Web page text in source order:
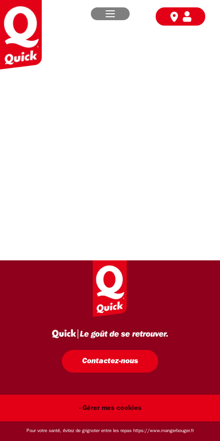
Contactez-nous
- Gérer mes cookies
Pour votre santé, évitez de grignoter entre les repas https://www.mangerbouger.fr